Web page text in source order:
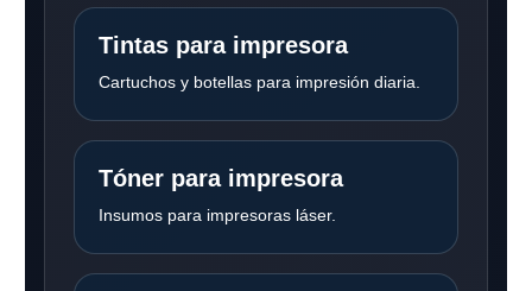
Tintas para impresora
Cartuchos y botellas para impresión diaria.
Tóner para impresora
Insumos para impresoras láser.